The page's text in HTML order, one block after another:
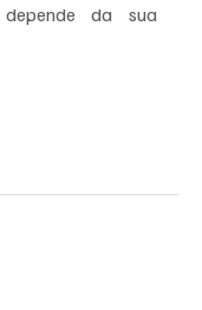
da sua